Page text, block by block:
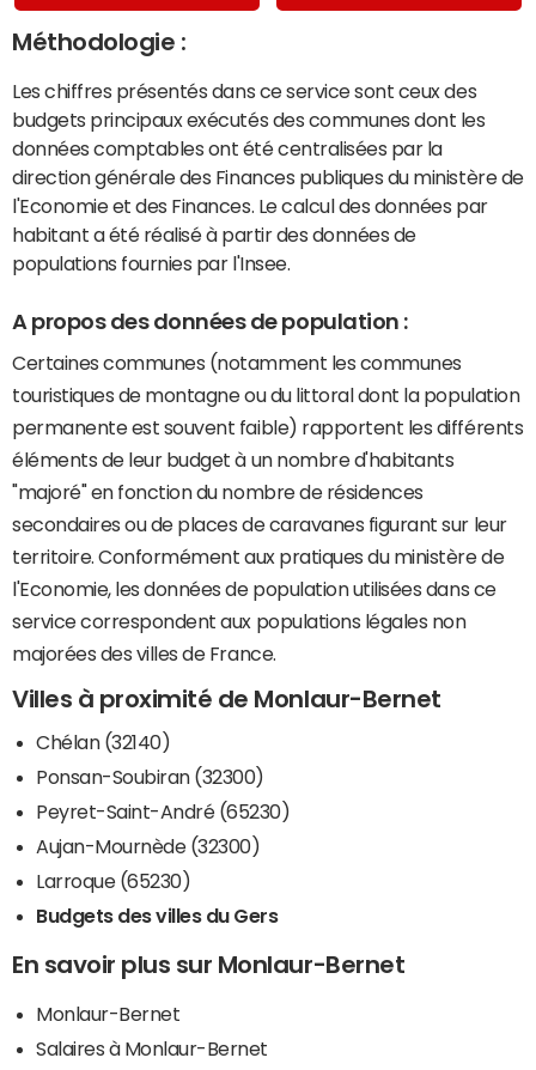
Méthodologie :
Les chiffres présentés dans ce service sont ceux des
budgets principaux exécutés des communes dont les
données comptables ont été centralisées par la
direction générale des Finances publiques du ministère de
l'Economie et des Finances. Le calcul des données par
habitant a été réalisé à partir des données de
populations fournies par l'Insee.
A propos des données de population :
Certaines communes (notamment les communes
touristiques de montagne ou du littoral dont la population
permanente est souvent faible) rapportent les différents
éléments de leur budget à un nombre d'habitants
"majoré" en fonction du nombre de résidences
secondaires ou de places de caravanes figurant sur leur
territoire. Conformément aux pratiques du ministère de
l'Economie, les données de population utilisées dans ce
service correspondent aux populations légales non
majorées des villes de France.
Villes à proximité de Monlaur-Bernet
Chélan (32140)
Ponsan-Soubiran (32300)
Peyret-Saint-André (65230)
Aujan-Mournède (32300)
Larroque (65230)
Budgets des villes du Gers
En savoir plus sur Monlaur-Bernet
Monlaur-Bernet
Salaires à Monlaur-Bernet